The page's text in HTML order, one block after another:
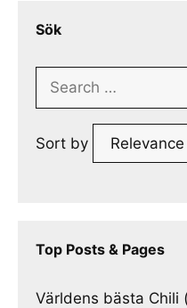
Sök
Search
Sort by
Top Posts & Pages
Världens bästa Chili